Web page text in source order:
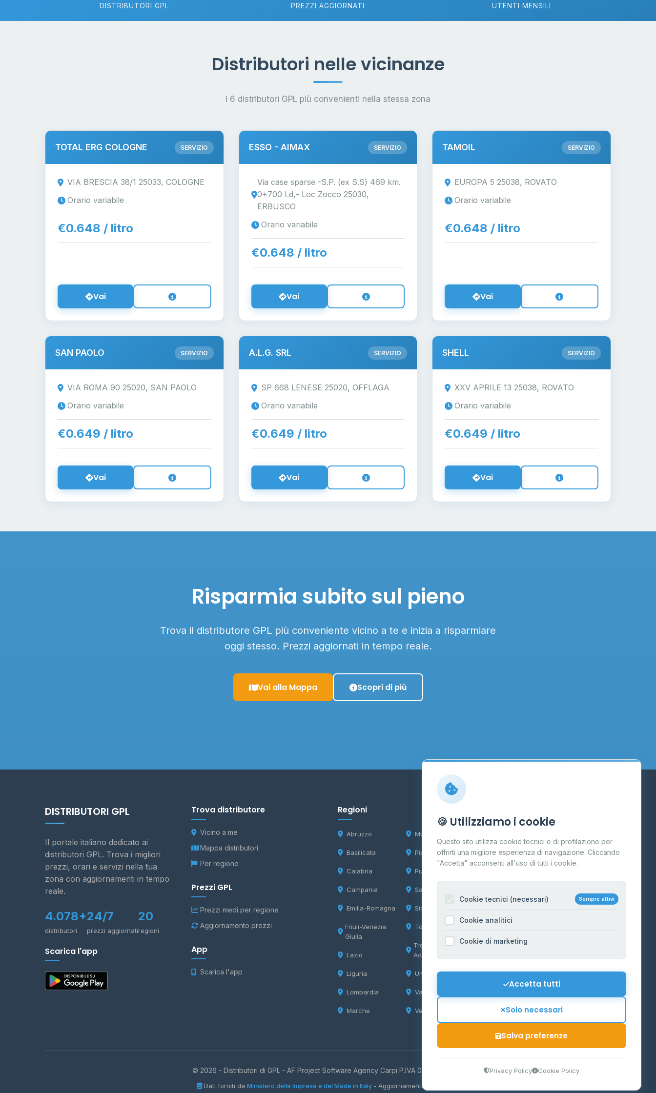
DISTRIBUTORI GPL PREZZI AGGIORNATI UTENTI MENSILI
Distributori nelle vicinanze
I 6 distributori GPL più convenienti nella stessa zona
TOTAL ERG COLOGNE SERVIZIO
VIA BRESCIA 38/1 25033, COLOGNE
Orario variabile
€0.648 / litro
Vai
ESSO - AIMAX SERVIZIO
Via case sparse -S.P. (ex S.S) 469 km.
0+700 I.d,- Loc Zocco 25030,
ERBUSCO
Orario variabile
€0.648 / litro
Vai
TAMOIL SERVIZIO
EUROPA 5 25038, ROVATO
Orario variabile
€0.648 / litro
Vai
SAN PAOLO SERVIZIO
VIA ROMA 90 25020, SAN PAOLO
Orario variabile
€0.649 / litro
Vai
A.L.G. SRL SERVIZIO
SP 668 LENESE 25020, OFFLAGA
Orario variabile
€0.649 / litro
Vai
SHELL SERVIZIO
XXV APRILE 13 25038, ROVATO
Orario variabile
€0.649 / litro
Vai
Risparmia subito sul pieno
Trova il distributore GPL più conveniente vicino a te e inizia a risparmiare
oggi stesso. Prezzi aggiornati in tempo reale.
Vai alla Mappa Scopri di più
DISTRIBUTORI GPL
Il portale italiano dedicato ai
distributori GPL. Trova i migliori
prezzi, orari e servizi nella tua
zona con aggiornamenti in tempo
reale.
4.078+
distributori
24/7
prezzi aggiornati
20
regioni
Scarica l'app
Trova distributore
Vicino a me
Mappa distributori
Per regione
Prezzi GPL
Prezzi medi per regione
Aggiornamento prezzi
App
Scarica l'app
Regioni
Abruzzo
Basilicata
Calabria
Campania
Emilia-Romagna
Friuli-Venezia
Giulia
Lazio
Liguria
Lombardia
Marche
Molise
Piemonte
Puglia
Sardegna
Sicilia
Toscana
Trentino-Alto
Adige
Umbria
Valle d'Aosta
Veneto
Contatti
Per gestori
Informazioni legali
Privacy Policy
Cookie Policy
Mappa del sito
Contattaci
© 2026 - Distributori di GPL - AF Project Software Agency Carpi P.IVA 03859300364
Dati forniti da Ministero delle Imprese e del Made in Italy - Aggiornamento quotidiano
🍪 Utilizziamo i cookie
Questo sito utilizza cookie tecnici e di profilazione per
offrirti una migliore esperienza di navigazione. Cliccando
"Accetta" acconsenti all'uso di tutti i cookie.
Cookie tecnici (necessari) Sempre attivi
Cookie analitici
Cookie di marketing
Accetta tutti
Solo necessari
Salva preferenze
Privacy Policy Cookie Policy